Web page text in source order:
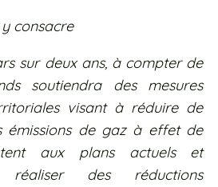
consacre
sur deux ans, à compter de
soutiendra des mesures
visant à réduire de
émissions de gaz à effet de
aux plans actuels et
des réductions